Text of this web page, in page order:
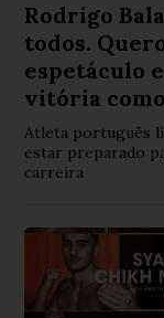
Rodrigo
todos.
espetáculo
vitória
Atleta português
estar preparado
carreira